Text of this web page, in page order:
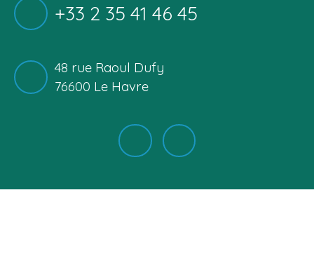
+33 2 35 41 46 45
48 rue Raoul Dufy
76600 Le Havre